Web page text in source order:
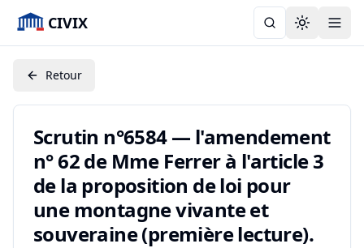
CIVIX Toggle
Retour
Scrutin n°6584 — l'amendement
n° 62 de Mme Ferrer à l'article 3
de la proposition de loi pour
une montagne vivante et
souveraine (première lecture).